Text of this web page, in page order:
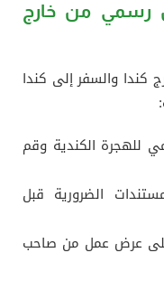
رسمي من خارج
والسفر إلى كندا
للهجرة الكندية وقم
الضرورية قبل
عرض عمل من صاحب